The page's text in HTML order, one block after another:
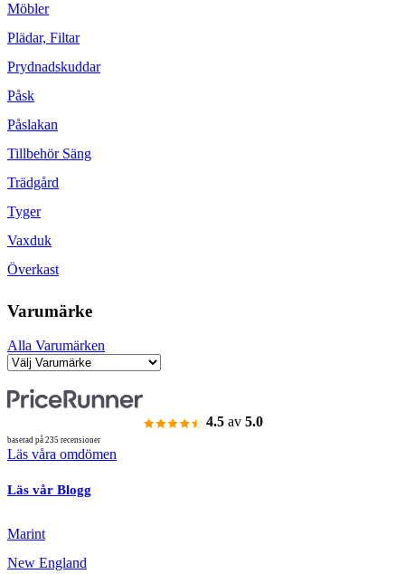
Möbler
Plädar, Filtar
Prydnadskuddar
Påsk
Påslakan
Tillbehör Säng
Trädgård
Tyger
Vaxduk
Överkast
Varumärke
Alla Varumärken
4.5 av 5.0
baserad på 235 recensioner
Läs våra omdömen
Läs vår Blogg
Marint
New England